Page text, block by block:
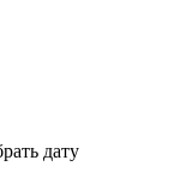
дату